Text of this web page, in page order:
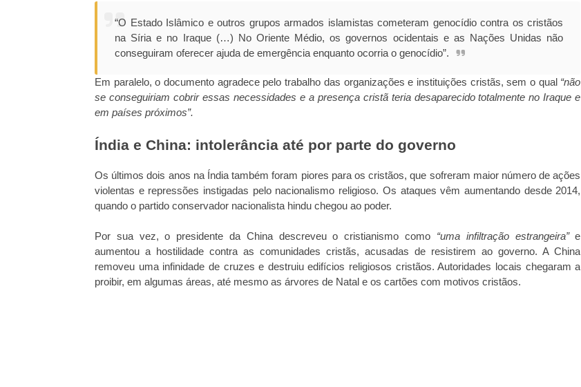
“O Estado Islâmico e outros grupos armados islamistas cometeram genocídio contra os cristãos
na Síria e no Iraque (…) No Oriente Médio, os governos ocidentais e as Nações Unidas não
conseguiram oferecer ajuda de emergência enquanto ocorria o genocídio”.
Em paralelo, o documento agradece pelo trabalho das organizações e instituições cristãs, sem o qual“não
se conseguiriam cobrir essas necessidades e a presença cristã teria desaparecido totalmente no Iraque e
em países próximos”.
Índia e China: intolerância até por parte do governo
Os últimos dois anos na Índia também foram piores para os cristãos, que sofreram maior número de ações
violentas e repressões instigadas pelo nacionalismo religioso. Os ataques vêm aumentando desde 2014,
quando o partido conservador nacionalista hindu chegou ao poder.
Por sua vez, o presidente da China descreveu o cristianismo como “uma infiltração estrangeira”e
aumentou a hostilidade contra as comunidades cristãs, acusadas de resistirem ao governo. A China
removeu uma infinidade de cruzes e destruiu edifícios religiosos cristãos. Autoridades locais chegaram a
proibir, em algumas áreas, até mesmo as árvores de Natal e os cartões com motivos cristãos.